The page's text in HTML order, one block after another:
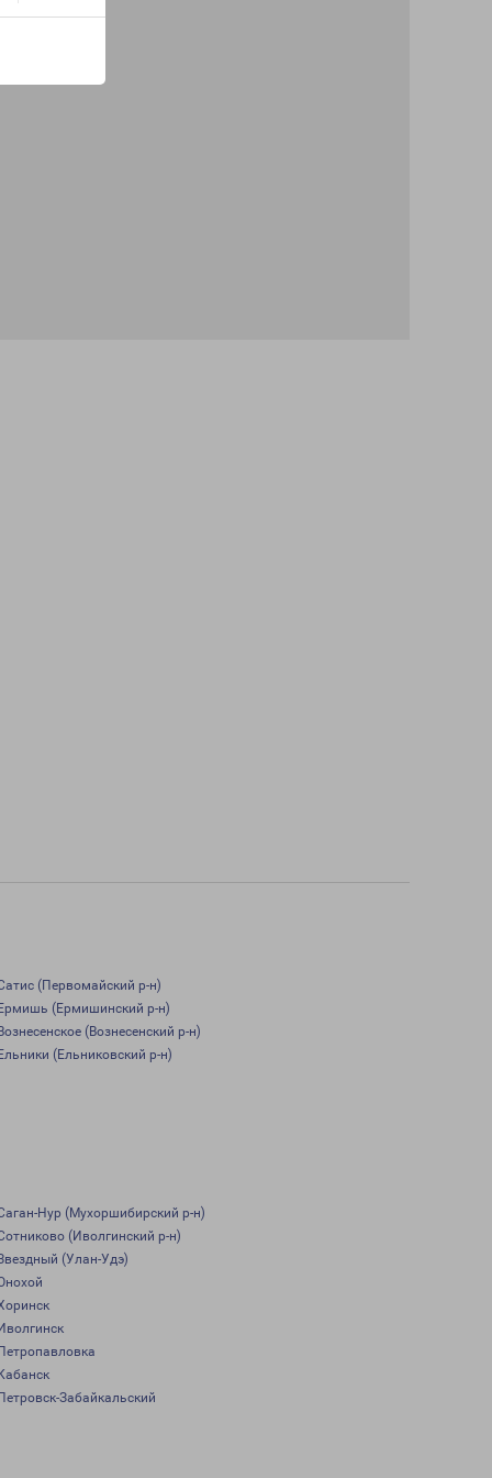
(Первомайский р-н)
(Ермишинский р-н)
(Вознесенский р-н)
(Ельниковский р-н)
Нур (Мухоршибирский р-н)
(Иволгинский р-н)
(Улан-Удэ)
Забайкальский